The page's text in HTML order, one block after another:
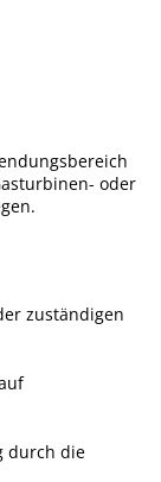
oder
zuständigen
durch die